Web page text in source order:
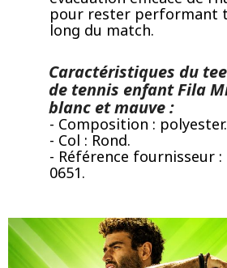
pour rester performant
long du match.
Caractéristiques du
de tennis enfant Fila
blanc et mauve :
- Composition : polyester.
- Col : Rond.
- Référence fournisseur :
0651.